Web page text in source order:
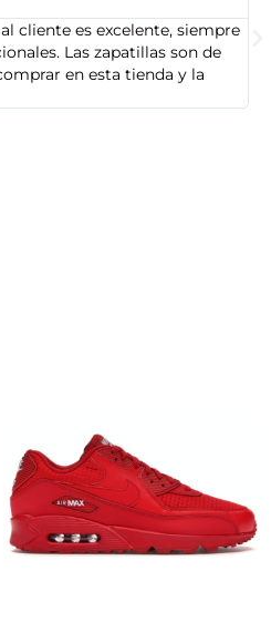
cliente es excelente, siempre
Las zapatillas son de
en esta tienda y la